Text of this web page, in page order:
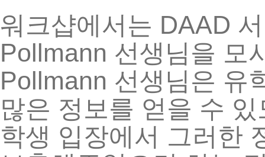
워크샵에서는 DAAD
Pollmann 선생님을 모
Pollmann 선생님은 유
많은 정보를 얻을 수 있
학생 입장에서 그러한